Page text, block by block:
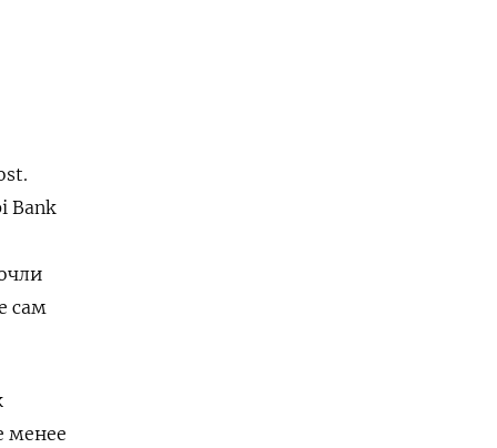
Bank
сам
менее